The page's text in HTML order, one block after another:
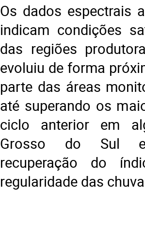
Os dados espectrais
indicam condições
das regiões
evoluiu de forma
parte das áreas
até superando os
ciclo anterior em
Grosso do Sul e
recuperação do
regularidade das